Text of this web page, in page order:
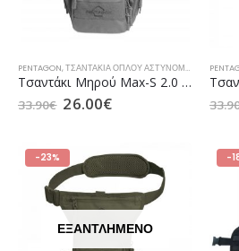
PENTAGON,ΤΣΑΝΤΆΚΙΑ ΌΠΛΟΥ ΑΣΤΥΝΟΜΊΑΣ
Τσαντάκι Μηρού Max-S 2.0 της PENTAGON Wolf Grey
33.90€ 26.00€
-23%
ΕΞΑΝΤΛΗΜΈΝΟ
-